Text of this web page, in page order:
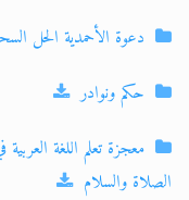
دعوة الأحمدية الحل
حكم ونوادر
معجزة تعلم اللغة
الصلاة والسلام